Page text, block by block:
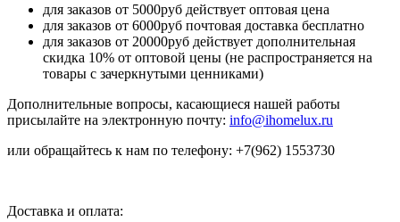
для заказов от 5000руб действует оптовая цена
для заказов от 6000руб почтовая доставка бесплатно
для заказов от 20000руб действует дополнительная
скидка 10% от оптовой цены (не распространяется на
товары с зачеркнутыми ценниками)
Дополнительные вопросы, касающиеся нашей работы
присылайте на электронную почту: info@ihomelux.ru
или обращайтесь к нам по телефону: +7(962) 1553730
Доставка и оплата: